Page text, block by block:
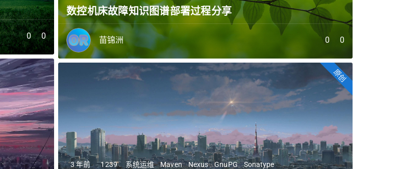
0 0
数控机床故障知识图谱部署过程分享
苗锦洲 0 0
3 年前 1239 系统运维 Maven Nexus GnuPG Sonatype
原创